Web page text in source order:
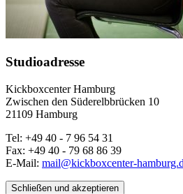
Studioadresse
Kickboxcenter Hamburg
Zwischen den Süderelbbrücken 10
21109 Hamburg
Tel: +49 40 - 7 96 54 31
Fax: +49 40 - 79 68 86 39
E-Mail: mail@kickboxcenter-